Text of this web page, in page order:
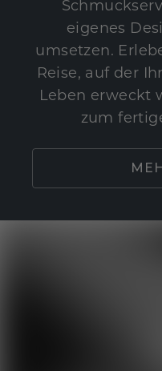
eigenes
umsetzen.
Reise, auf der
Leben erweckt
zum